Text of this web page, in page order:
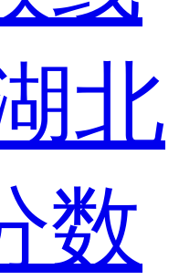
北
数